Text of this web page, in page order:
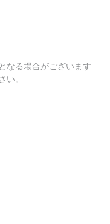
なる場合がございます
。